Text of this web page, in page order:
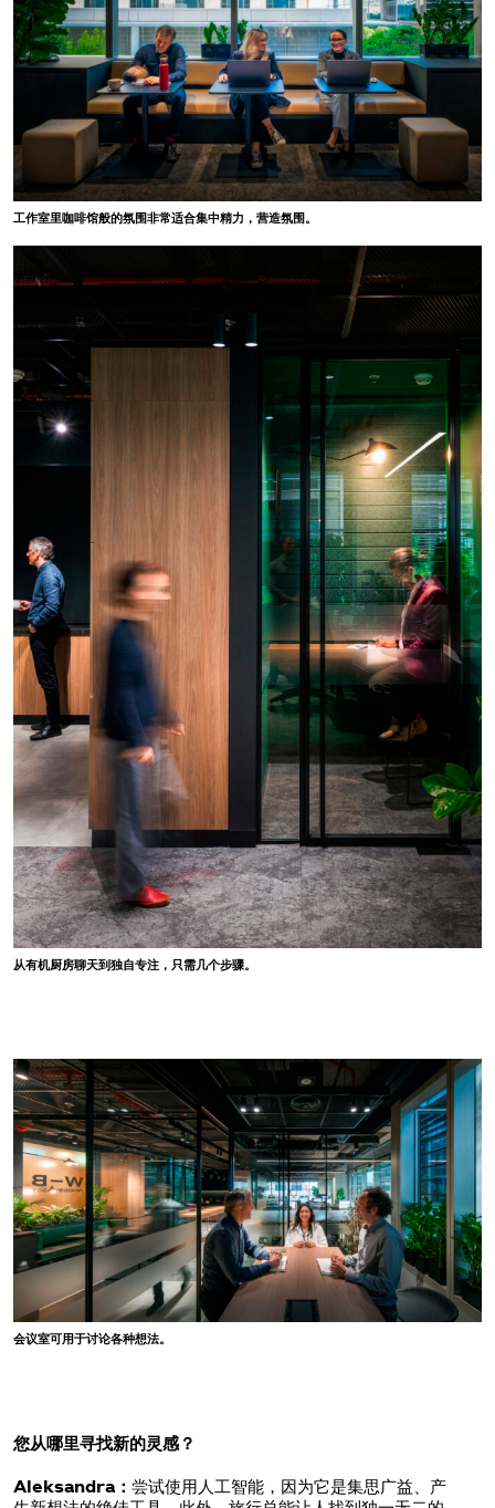
工作室里咖啡馆般的氛围非常适合集中精力，营造氛围。
从有机厨房聊天到独自专注，只需几个步骤。
会议室可用于讨论各种想法。
您从哪里寻找新的灵感？
Aleksandra： 尝试使用人工智能，因为它是集思广益、产